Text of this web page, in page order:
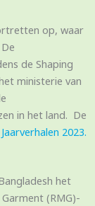
op, waar
de Shaping
ministerie van
in het land. De
Jaarverhalen 2023.
het
(RMG)-